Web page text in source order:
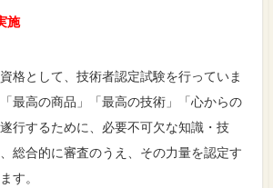
施
格として、技術者認定試験を行っていま
最高の商品」「最高の技術」「心からの
行するために、必要不可欠な知識・技
総合的に審査のうえ、その力量を認定す
す。